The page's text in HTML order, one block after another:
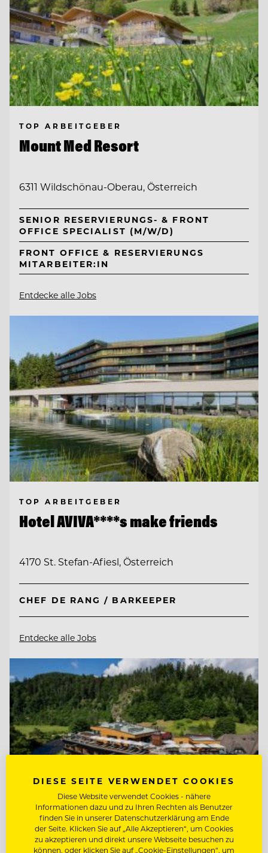
TOP ARBEITGEBER
Mount Med Resort
6311 Wildschönau-Oberau, Österreich
SENIOR RESERVIERUNGS- & FRONT
OFFICE SPECIALIST (M/W/D)
FRONT OFFICE & RESERVIERUNGS
MITARBEITER:IN
Entdecke alle Jobs
TOP ARBEITGEBER
Hotel AVIVA****s make friends
4170 St. Stefan-Afiesl, Österreich
CHEF DE RANG / BARKEEPER
Entdecke alle Jobs
TOP ARBEITGEBER
DIESE SEITE VERWENDET COOKIES
Diese Website verwendet Cookies - nähere
Informationen dazu und zu Ihren Rechten als Benutzer
finden Sie in unserer Datenschutzerklärung am Ende
der Seite. Klicken Sie auf „Alle Akzeptieren“, um Cookies
zu akzeptieren und direkt unsere Webseite besuchen zu
können, oder klicken Sie auf „Cookie-Einstellungen“, um